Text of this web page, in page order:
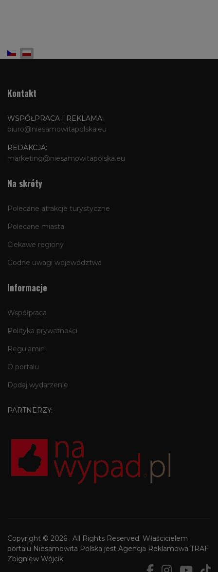
Wybierz swój język
Kontakt
WSPÓŁPRACA I REKLAMA:
biuro@niesamowitapolska.eu
REDAKCJA:
marketing@niesamowitapolska.eu
Na skróty
Polecane atrakcje turystyczne
Polecane miasta
Ciekawe regiony
Godne uwagi województwa
Informacje
Współpraca
Polityka prywatności
Regulamin
O portalu
Dodaj wydarzenie
PARTNERZY:
Copyright © 2026 . All Rights Reserved. Właścicielem
portalu Niesamowita Polska jest Agencja Reklamowa TRAF
Zbigniew Wójcik